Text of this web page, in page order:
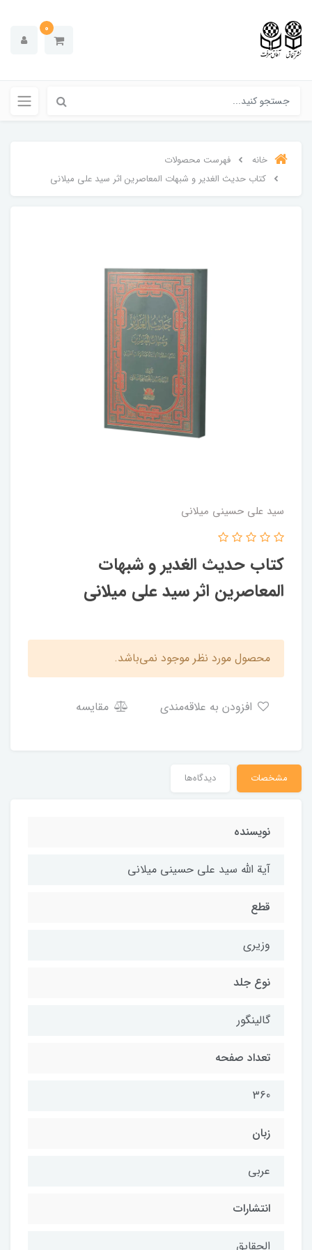
0
خانه
فهرست محصولات
کتاب حدیث الغدیر و شبهات المعاصرین اثر سید علی میلانی
سید علی حسینی میلانی
کتاب حدیث الغدیر و شبهات
المعاصرین اثر سید علی میلانی
محصول مورد نظر موجود نمی‌باشد.
مقایسه
مشخصات دیدگاه‌ها
نویسنده
آیة الله سید علی حسینی میلانی
قطع
وزیری
نوع جلد
گالینگور
تعداد صفحه
360
زبان
عربی
انتشارات
الحقایق